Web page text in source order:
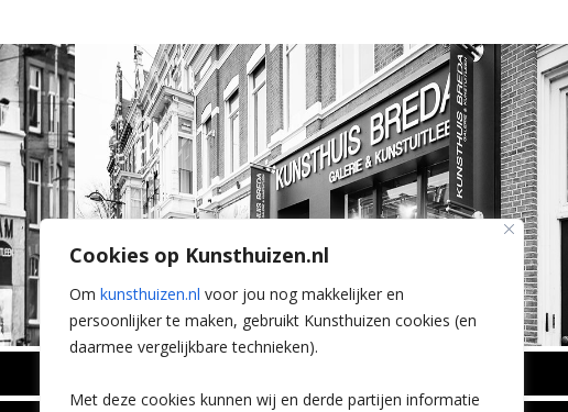
Cookies op Kunsthuizen.nl
Om kunsthuizen.nl voor jou nog makkelijker en
persoonlijker te maken, gebruikt Kunsthuizen cookies (en
daarmee vergelijkbare technieken).
Met deze cookies kunnen wij en derde partijen informatie